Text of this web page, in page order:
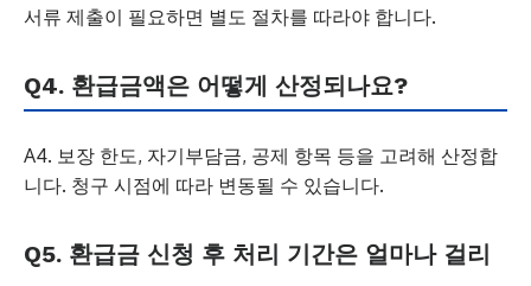
서류 제출이 필요하면 별도 절차를 따라야 합니다.
Q4. 환급금액은 어떻게 산정되나요?
A4. 보장 한도, 자기부담금, 공제 항목 등을 고려해 산정합
니다. 청구 시점에 따라 변동될 수 있습니다.
Q5. 환급금 신청 후 처리 기간은 얼마나 걸리